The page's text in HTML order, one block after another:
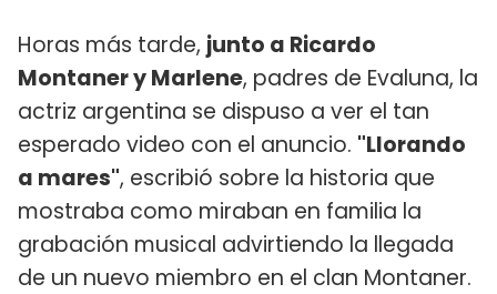
Horas más tarde, junto a Ricardo
Montaner y Marlene, padres de Evaluna, la
actriz argentina se dispuso a ver el tan
esperado video con el anuncio. "Llorando
a mares", escribió sobre la historia que
mostraba como miraban en familia la
grabación musical advirtiendo la llegada
de un nuevo miembro en el clan Montaner.